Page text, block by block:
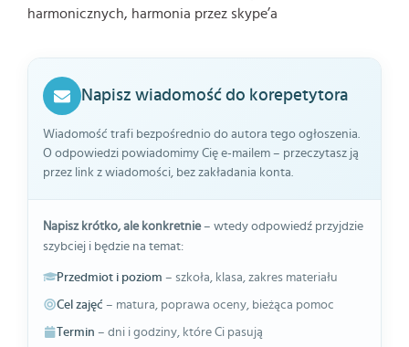
harmonicznych, harmonia przez skype’a
Napisz wiadomość do korepetytora
Wiadomość trafi bezpośrednio do autora tego ogłoszenia.
O odpowiedzi powiadomimy Cię e-mailem – przeczytasz ją
przez link z wiadomości, bez zakładania konta.
Napisz krótko, ale konkretnie– wtedy odpowiedź przyjdzie
szybciej i będzie na temat:
Przedmiot i poziom – szkoła, klasa, zakres materiału
Cel zajęć – matura, poprawa oceny, bieżąca pomoc
Termin – dni i godziny, które Ci pasują